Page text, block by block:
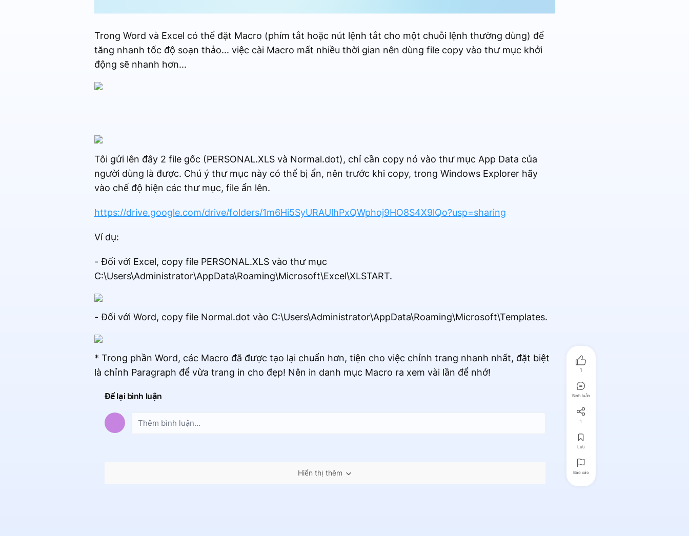
Trong Word và Excel có thể đặt Macro (phím tắt hoặc nút lệnh tắt cho một chuỗi lệnh thường dùng) để
tăng nhanh tốc độ soạn thảo... việc cài Macro mất nhiều thời gian nên dùng file copy vào thư mục khởi
động sẽ nhanh hơn...
Tôi gửi lên đây 2 file gốc (PERSONAL.XLS và Normal.dot), chỉ cần copy nó vào thư mục App Data của
người dùng là được. Chú ý thư mục này có thể bị ẩn, nên trước khi copy, trong Windows Explorer hãy
vào chế độ hiện các thư mục, file ẩn lên.
https://drive.google.com/drive/folders/1m6Hi5SyURAUlhPxQWphoj9HO8S4X9lQo?usp=sharing
Ví dụ:
- Đối với Excel, copy file PERSONAL.XLS vào thư mục
C:\Users\Administrator\AppData\Roaming\Microsoft\Excel\XLSTART.
- Đối với Word, copy file Normal.dot vào C:\Users\Administrator\AppData\Roaming\Microsoft\Templates.
* Trong phần Word, các Macro đã được tạo lại chuẩn hơn, tiện cho việc chỉnh trang nhanh nhất, đặt biệt
là chỉnh Paragraph để vừa trang in cho đẹp! Nên in danh mục Macro ra xem vài lần để nhớ!
Để lại bình luận
Hiển thị thêm
1
Bình luận
1
Lưu
Báo cáo